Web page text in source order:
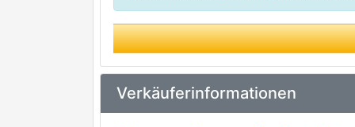
LUCAS ELECTRICAL
SIDAT
Verkäuferinformationen